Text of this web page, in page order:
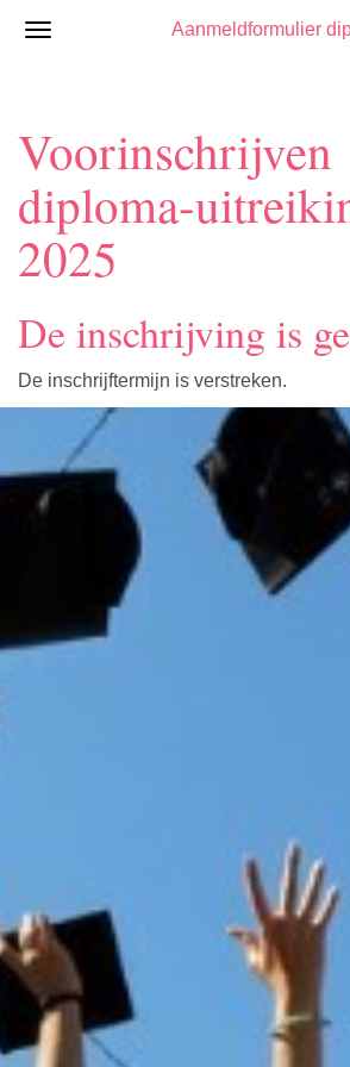
Aanmeldformulier
Voorinschrijven
diploma-
2025
De inschrijving is
De inschrijftermijn is verstreken.